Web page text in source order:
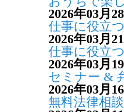
2026年03月
仕事に役立
2026年03月
仕事に役立
2026年03月
セミナー &
2026年03月
無料法律相談